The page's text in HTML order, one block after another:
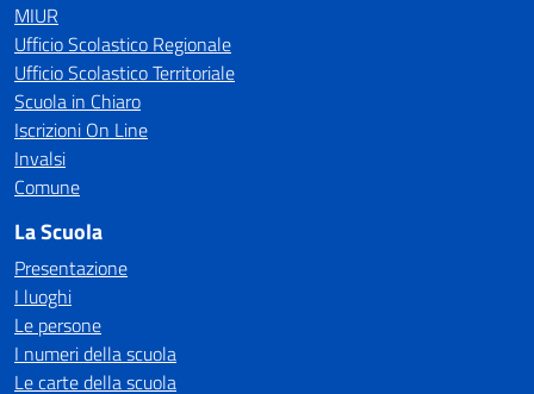
MIUR
Ufficio Scolastico Regionale
Ufficio Scolastico Territoriale
Scuola in Chiaro
Iscrizioni On Line
Invalsi
Comune
La Scuola
Presentazione
I luoghi
Le persone
I numeri della scuola
Le carte della scuola